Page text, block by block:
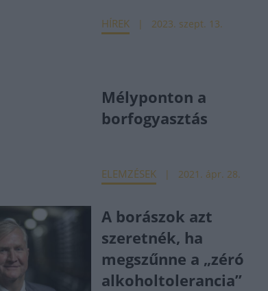
HÍREK 2023. szept. 13.
Mélyponton a
borfogyasztás
ELEMZÉSEK 2021. ápr. 28.
A borászok azt
szeretnék, ha
megszűnne a „zéró
alkoholtolerancia”